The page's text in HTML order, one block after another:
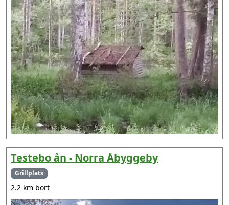
Testebo ån - Norra Åbyggeby
Grillplats
2.2 km bort